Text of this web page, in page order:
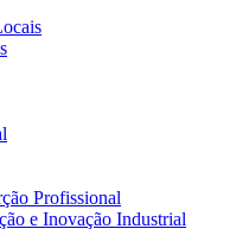
Profissional
e Inovação Industrial